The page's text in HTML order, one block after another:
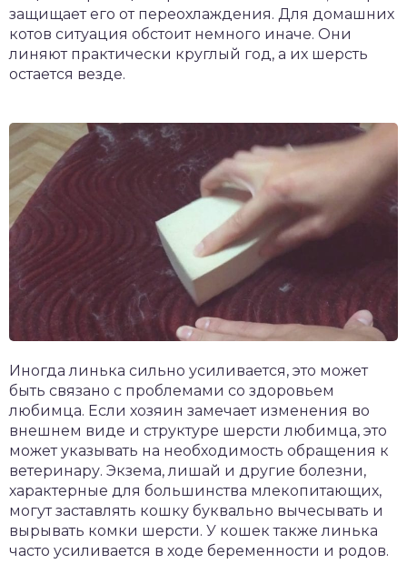
защищает его от переохлаждения. Для домашних
котов ситуация обстоит немного иначе. Они
линяют практически круглый год, а их шерсть
остается везде.
Иногда линька сильно усиливается, это может
быть связано с проблемами со здоровьем
любимца. Если хозяин замечает изменения во
внешнем виде и структуре шерсти любимца, это
может указывать на необходимость обращения к
ветеринару. Экзема, лишай и другие болезни,
характерные для большинства млекопитающих,
могут заставлять кошку буквально вычесывать и
вырывать комки шерсти. У кошек также линька
часто усиливается в ходе беременности и родов.